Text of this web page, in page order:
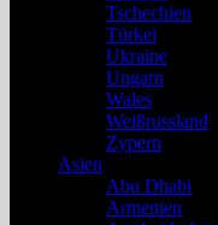
Tschechien
Türkei
Ukraine
Ungarn
Wales
Weißrussland
Zypern
Asien
Abu Dhabi
Armenien